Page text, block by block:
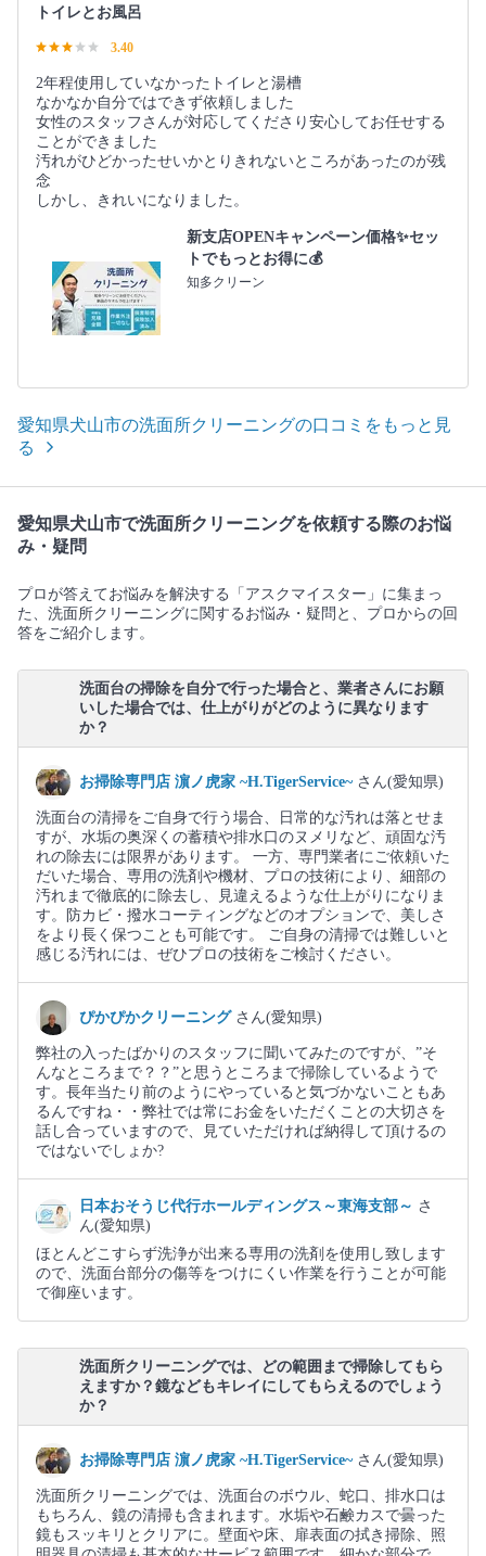
トイレとお風呂
3.40
2年程使用していなかったトイレと湯槽
なかなか自分ではできず依頼しました
女性のスタッフさんが対応してくださり安心してお任せする
ことができました
汚れがひどかったせいかとりきれないところがあったのが残
念
しかし、きれいになりました。
新支店OPENキャンペーン価格✨セッ
トでもっとお得に💰
知多クリーン
愛知県犬山市の洗面所クリーニングの口コミをもっと見
る
愛知県犬山市で洗面所クリーニングを依頼する際のお悩
み・疑問
プロが答えてお悩みを解決する「アスクマイスター」に集まっ
た、洗面所クリーニングに関するお悩み・疑問と、プロからの回
答をご紹介します。
洗面台の掃除を自分で行った場合と、業者さんにお願
いした場合では、仕上がりがどのように異なります
か？
お掃除専門店 濵ノ虎家 ~H.TigerService~ さん(愛知県)
洗面台の清掃をご自身で行う場合、日常的な汚れは落とせま
すが、水垢の奥深くの蓄積や排水口のヌメリなど、頑固な汚
れの除去には限界があります。 一方、専門業者にご依頼いた
だいた場合、専用の洗剤や機材、プロの技術により、細部の
汚れまで徹底的に除去し、見違えるような仕上がりになりま
す。防カビ・撥水コーティングなどのオプションで、美しさ
をより長く保つことも可能です。 ご自身の清掃では難しいと
感じる汚れには、ぜひプロの技術をご検討ください。
ぴかぴかクリーニング さん(愛知県)
弊社の入ったばかりのスタッフに聞いてみたのですが、”そ
んなところまで？？”と思うところまで掃除しているようで
す。長年当たり前のようにやっていると気づかないこともあ
るんですね・・弊社では常にお金をいただくことの大切さを
話し合っていますので、見ていただければ納得して頂けるの
ではないでしょか?
日本おそうじ代行ホールディングス～東海支部～ さ
ん(愛知県)
ほとんどこすらず洗浄が出来る専用の洗剤を使用し致します
ので、洗面台部分の傷等をつけにくい作業を行うことが可能
で御座います。
洗面所クリーニングでは、どの範囲まで掃除してもら
えますか？鏡などもキレイにしてもらえるのでしょう
か？
お掃除専門店 濵ノ虎家 ~H.TigerService~ さん(愛知県)
洗面所クリーニングでは、洗面台のボウル、蛇口、排水口は
もちろん、鏡の清掃も含まれます。水垢や石鹸カスで曇った
鏡もスッキリとクリアに。壁面や床、扉表面の拭き掃除、照